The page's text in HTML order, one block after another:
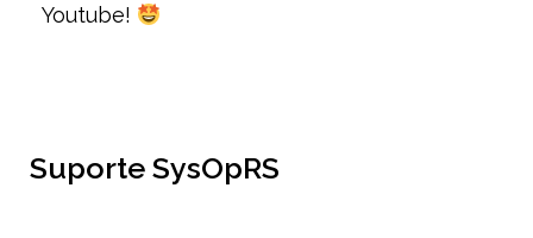
Youtube!
Suporte SysOpRS